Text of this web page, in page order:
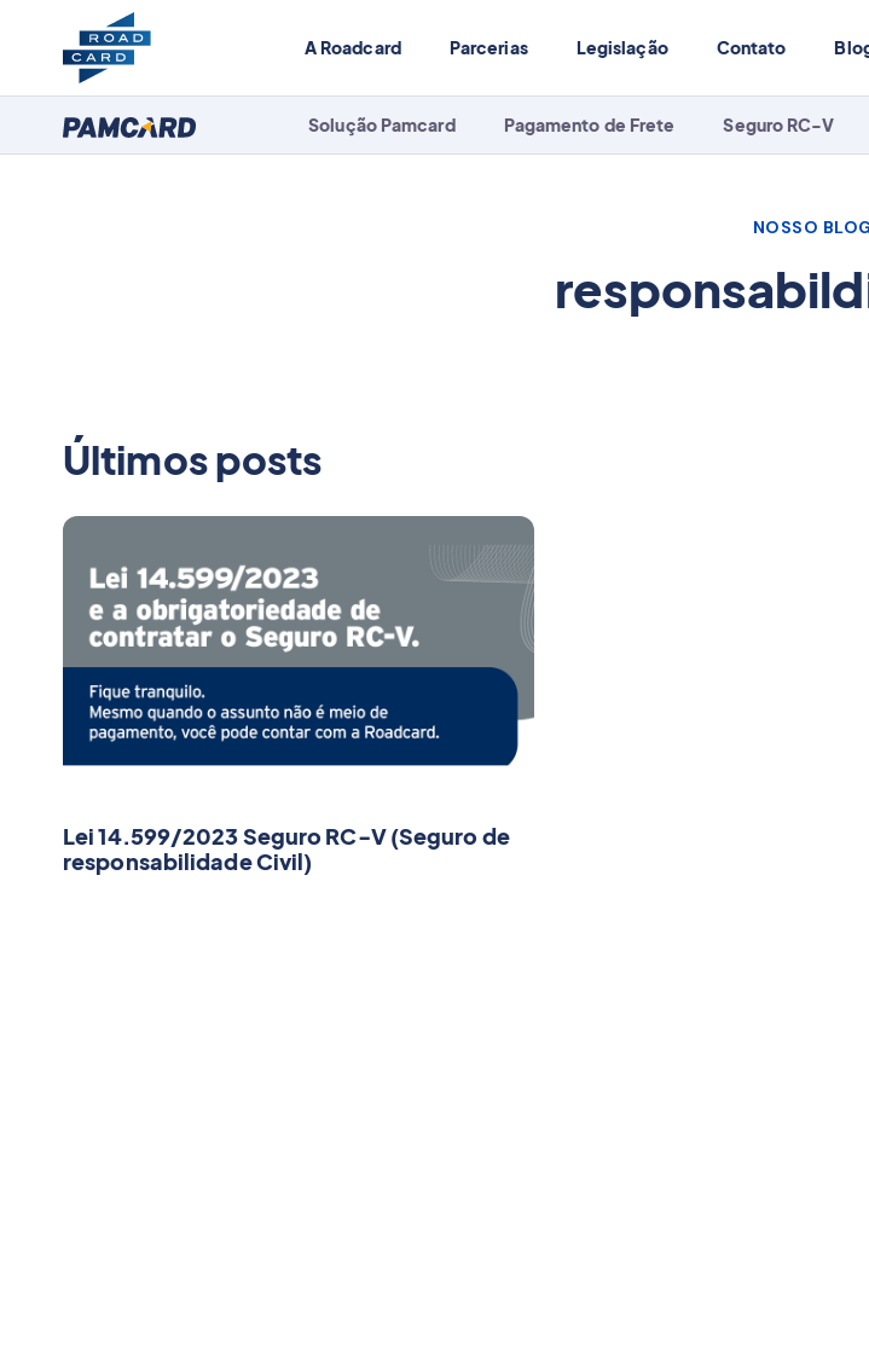
A Roadcard Parcerias Legislação Contato
Solução Pamcard Pagamento de Frete Seguro RC-V
NOSSO BLOG
Últimos posts
Lei 14.599/2023 Seguro RC-V (Seguro de
responsabilidade Civil)